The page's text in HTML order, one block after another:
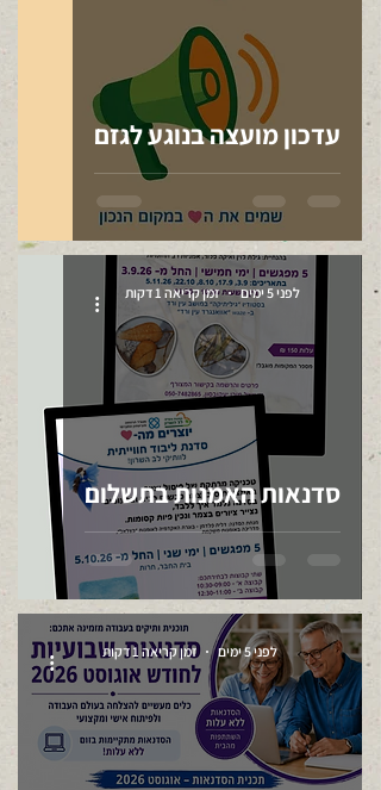
עדכון מועצה בנוגע לגזם
סדנאות האמנות בתשלום
לפני 5 ימים זמן קריאה 1 דקות
לפני 5 ימים זמן קריאה 1 דקות